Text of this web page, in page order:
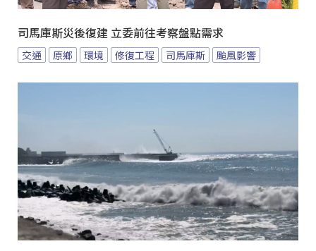
司馬庫斯災後復建 立委前往考察盤點需求
交通 原鄉 環境 修復工程 司馬庫斯 颱風影響